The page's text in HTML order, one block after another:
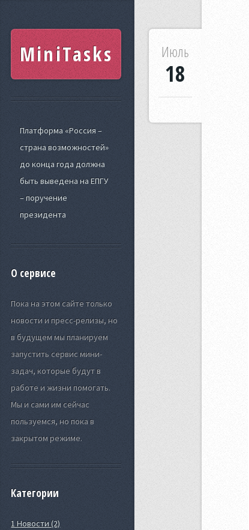
MiniTasks
Платформа «Россия –
страна возможностей»
до конца года должна
быть выведена на ЕПГУ
– поручение
президента
О сервисе
Пока на этом сайте только
новости и пресс-релизы, но
в будущем мы планируем
запустить сервис мини-
задач, которые будут в
работе и жизни помогать.
Мы и сами им сейчас
пользуемся, но пока в
закрытом режиме.
Категории
1 Новости (2)
Июль
18